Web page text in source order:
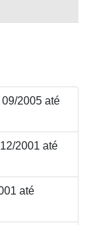
2005 até
2001 até
até